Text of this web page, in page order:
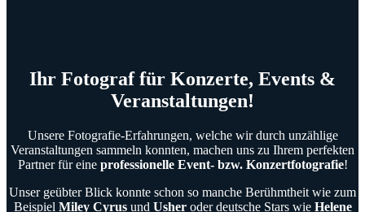
Ihr Fotograf für Konzerte, Events &
Veranstaltungen!
Unsere Fotografie-Erfahrungen, welche wir durch unzählige
Veranstaltungen sammeln konnten, machen uns zu Ihrem perfekten
Partner für eine professionelle Event- bzw. Konzertfotografie!
Unser geübter Blick konnte schon so manche Berühmtheit wie zum
Beispiel Miley Cyrus und Usheroder deutsche Stars wie Helene